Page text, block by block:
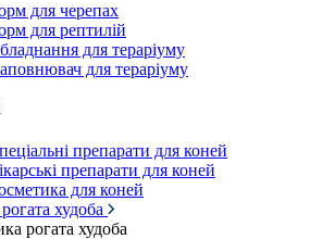
для черепах
для рептилій
для тераріуму
для тераріуму
препарати для коней
препарати для коней
для коней
худоба
рогата худоба